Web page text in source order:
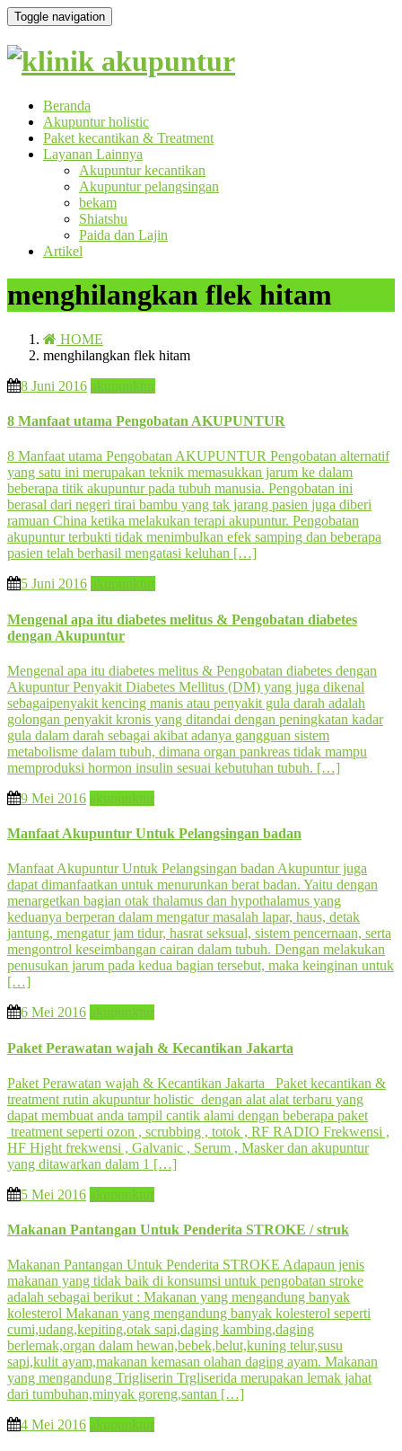
Toggle navigation
Beranda
Akupuntur holistic
Paket kecantikan & Treatment
Layanan Lainnya
Akupuntur kecantikan
Akupuntur pelangsingan
bekam
Shiatshu
Paida dan Lajin
Artikel
menghilangkan flek hitam
HOME
menghilangkan flek hitam
8 Juni 2016 akupunktur
8 Manfaat utama Pengobatan AKUPUNTUR
8 Manfaat utama Pengobatan AKUPUNTUR Pengobatan alternatif
yang satu ini merupakan teknik memasukkan jarum ke dalam
beberapa titik akupuntur pada tubuh manusia. Pengobatan ini
berasal dari negeri tirai bambu yang tak jarang pasien juga diberi
ramuan China ketika melakukan terapi akupuntur. Pengobatan
akupuntur terbukti tidak menimbulkan efek samping dan beberapa
pasien telah berhasil mengatasi keluhan […]
5 Juni 2016 akupunktur
Mengenal apa itu diabetes melitus & Pengobatan diabetes
dengan Akupuntur
Mengenal apa itu diabetes melitus & Pengobatan diabetes dengan
Akupuntur Penyakit Diabetes Mellitus (DM) yang juga dikenal
sebagaipenyakit kencing manis atau penyakit gula darah adalah
golongan penyakit kronis yang ditandai dengan peningkatan kadar
gula dalam darah sebagai akibat adanya gangguan sistem
metabolisme dalam tubuh, dimana organ pankreas tidak mampu
memproduksi hormon insulin sesuai kebutuhan tubuh. […]
9 Mei 2016 akupunktur
Manfaat Akupuntur Untuk Pelangsingan badan
Manfaat Akupuntur Untuk Pelangsingan badan Akupuntur juga
dapat dimanfaatkan untuk menurunkan berat badan. Yaitu dengan
menargetkan bagian otak thalamus dan hypothalamus yang
keduanya berperan dalam mengatur masalah lapar, haus, detak
jantung, mengatur jam tidur, hasrat seksual, sistem pencernaan, serta
mengontrol keseimbangan cairan dalam tubuh. Dengan melakukan
penusukan jarum pada kedua bagian tersebut, maka keinginan untuk
[…]
6 Mei 2016 akupunktur
Paket Perawatan wajah & Kecantikan Jakarta
Paket Perawatan wajah & Kecantikan Jakarta Paket kecantikan &
treatment rutin akupuntur holistic dengan alat alat terbaru yang
dapat membuat anda tampil cantik alami dengan beberapa paket
treatment seperti ozon , scrubbing , totok , RF RADIO Frekwensi ,
HF Hight frekwensi , Galvanic , Serum , Masker dan akupuntur
yang ditawarkan dalam 1 […]
5 Mei 2016 akupunktur
Makanan Pantangan Untuk Penderita STROKE / struk
Makanan Pantangan Untuk Penderita STROKE Adapaun jenis
makanan yang tidak baik di konsumsi untuk pengobatan stroke
adalah sebagai berikut : Makanan yang mengandung banyak
kolesterol Makanan yang mengandung banyak kolesterol seperti
cumi,udang,kepiting,otak sapi,daging kambing,daging
berlemak,organ dalam hewan,bebek,belut,kuning telur,susu
sapi,kulit ayam,makanan kemasan olahan daging ayam. Makanan
yang mengandung Trigliserin Trgliserida merupakan lemak jahat
dari tumbuhan,minyak goreng,santan […]
4 Mei 2016 akupunktur